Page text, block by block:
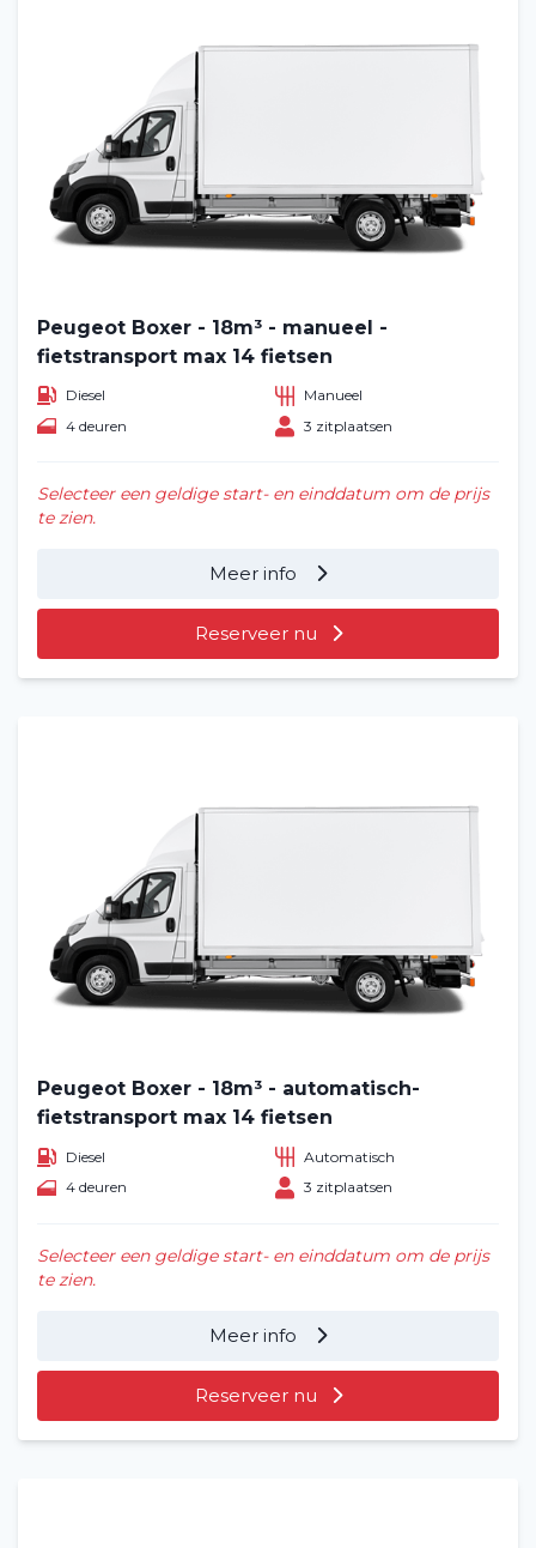
Peugeot Boxer - 18m³ - manueel -
fietstransport max 14 fietsen
Diesel
Manueel
4 deuren
3 zitplaatsen
Selecteer een geldige start- en einddatum om de prijs
te zien.
Meer info
Reserveer nu
Peugeot Boxer - 18m³ - automatisch-
fietstransport max 14 fietsen
Diesel
Automatisch
4 deuren
3 zitplaatsen
Selecteer een geldige start- en einddatum om de prijs
te zien.
Meer info
Reserveer nu